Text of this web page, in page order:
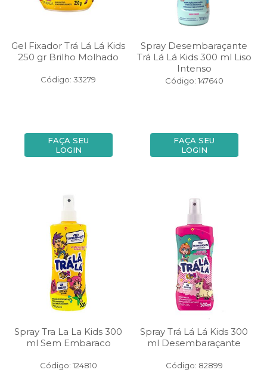
Gel Fixador Trá Lá Lá Kids
250 gr Brilho Molhado
Código: 33279
FAÇA SEU
LOGIN
Spray Desembaraçante
Trá Lá Lá Kids 300 ml Liso
Intenso
Código: 147640
FAÇA SEU
LOGIN
Spray Tra La La Kids 300
ml Sem Embaraco
Código: 124810
Spray Trá Lá Lá Kids 300
ml Desembaraçante
Código: 82899